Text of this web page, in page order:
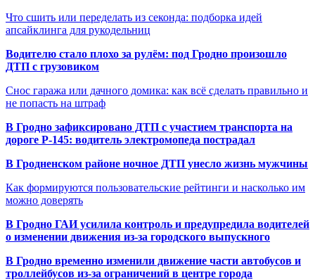
Что сшить или переделать из секонда: подборка идей
апсайклинга для рукодельниц
Водителю стало плохо за рулём: под Гродно произошло
ДТП с грузовиком
Снос гаража или дачного домика: как всё сделать правильно и
не попасть на штраф
В Гродно зафиксировано ДТП с участием транспорта на
дороге Р-145: водитель электромопеда пострадал
В Гродненском районе ночное ДТП унесло жизнь мужчины
Как формируются пользовательские рейтинги и насколько им
можно доверять
В Гродно ГАИ усилила контроль и предупредила водителей
о изменении движения из-за городского выпускного
В Гродно временно изменили движение части автобусов и
троллейбусов из-за ограничений в центре города